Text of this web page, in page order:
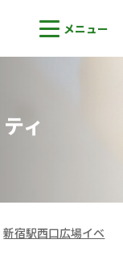
ィ
新宿駅西口広場イベ